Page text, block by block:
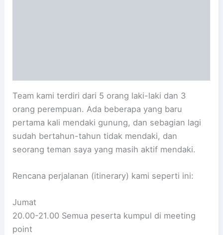
Team kami terdiri dari 5 orang laki-laki dan 3
orang perempuan. Ada beberapa yang baru
pertama kali mendaki gunung, dan sebagian lagi
sudah bertahun-tahun tidak mendaki, dan
seorang teman saya yang masih aktif mendaki.
Rencana perjalanan (itinerary) kami seperti ini:
Jumat
20.00-21.00 Semua peserta kumpul di meeting
point